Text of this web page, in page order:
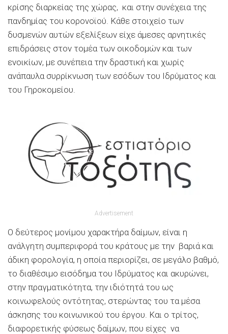
κρίσης διαρκείας της χώρας, και στην συνέχεια της
πανδημίας του κορονοϊού. Κάθε στοιχείο των
δυσμενών αυτών εξελίξεων είχε άμεσες αρνητικές
επιδράσεις στον τομέα των οικοδομών και των
ενοικίων, με συνέπεια την δραστική και χωρίς
ανάπαυλα συρρίκνωση των εσόδων του Ιδρύματος και
του Γηροκομείου.
Advertisement
Ο δεύτερος μονίμου χαρακτήρα δαίμων, είναι η
ανάλγητη συμπεριφορά του κράτους με την βαριά και
άδικη φορολογία, η οποία περιορίζει, σε μεγάλο βαθμό,
το διαθέσιμο εισόδημα του Ιδρύματος και ακυρώνει,
στην πραγματικότητα, την ιδιότητά του ως
κοινωφελούς οντότητας, στερώντας του τα μέσα
άσκησης του κοινωνικού του έργου. Και ο τρίτος,
διαφορετικής φύσεως δαίμων, που είχες να